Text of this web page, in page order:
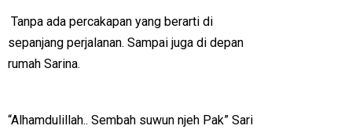
Tanpa ada percakapan yang berarti di
sepanjang perjalanan. Sampai juga di depan
rumah Sarina.
“Alhamdulillah.. Sembah suwun njeh Pak” Sari